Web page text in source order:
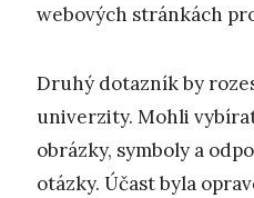
webových stránkách
Druhý dotazník by
univerzity. Mohli
obrázky, symboly a
otázky. Účast byla